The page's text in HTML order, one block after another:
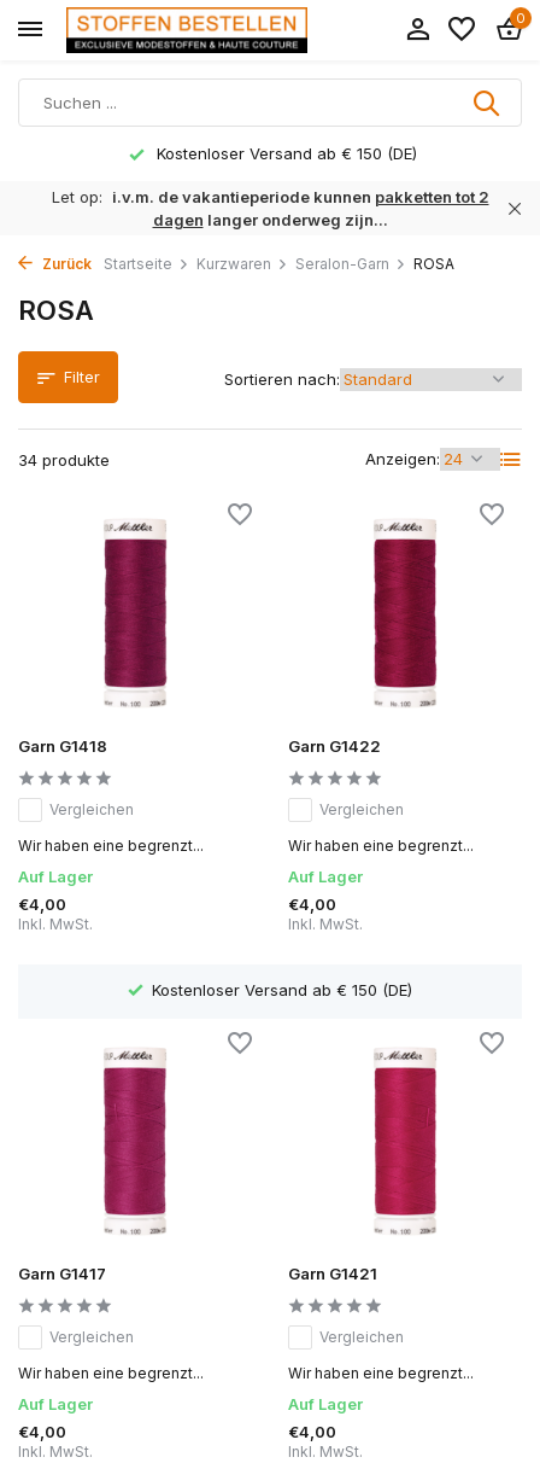
0
Lieferzeit 1 bis 3 Arbeitstage
Let op: i.v.m. de vakantieperiode kunnen pakketten tot 2
dagen langer onderweg zijn...
Zurück Startseite Kurzwaren Seralon-Garn ROSA
ROSA
Filter
34 produkte Anzeigen:
Sortieren nach:
Garn G1418
Vergleichen
Wir haben eine begrenzt...
Auf Lager
€4,00
Inkl. MwSt.
Garn G1422
Vergleichen
Wir haben eine begrenzt...
Auf Lager
€4,00
Inkl. MwSt.
Lieferzeit 1 bis 3 Arbeitstage
Garn G1417
Vergleichen
Wir haben eine begrenzt...
Auf Lager
€4,00
Inkl. MwSt.
Garn G1421
Vergleichen
Wir haben eine begrenzt...
Auf Lager
€4,00
Inkl. MwSt.